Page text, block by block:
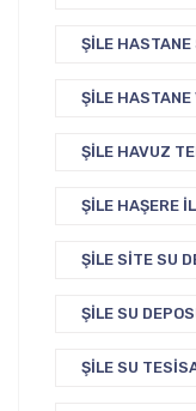
ŞILE HASTANE
ŞILE HASTANE
ŞILE HAVUZ
ŞILE HAŞERE
ŞILE SITE SU
ŞILE SU
ŞILE SU